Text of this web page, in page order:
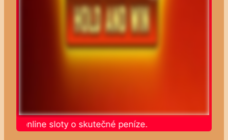
online sloty o skutečné peníze.